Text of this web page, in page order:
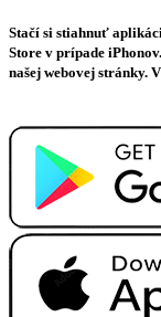
Stačí si stiahnuť
Store v prípade
našej webovej stránky.